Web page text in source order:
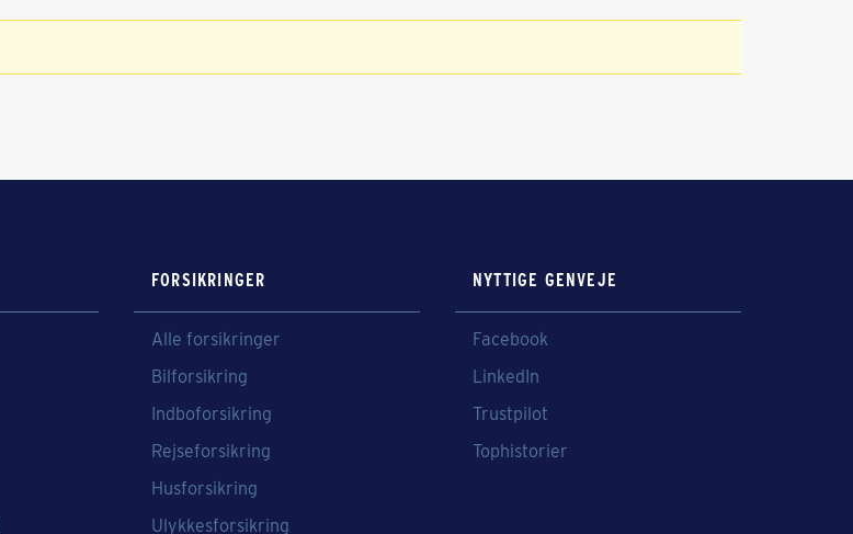
FORSIKRINGER
Alle forsikringer
Bilforsikring
Indboforsikring
Rejseforsikring
Husforsikring
Ulykkesforsikring
NYTTIGE GENVEJE
Facebook
LinkedIn
Trustpilot
Tophistorier